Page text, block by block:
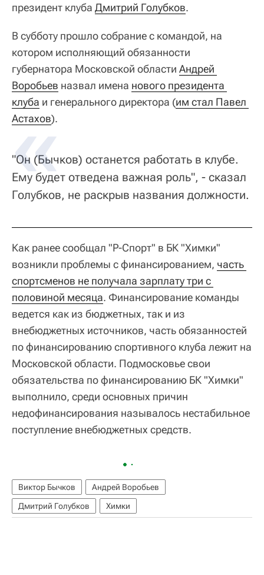
президент клуба Дмитрий Голубков.
В субботу прошло собрание с командой, на
котором исполняющий обязанности
губернатора Московской области Андрей
Воробьев назвал имена нового президента
клуба и генерального директора (им стал Павел
Астахов).
"Он (Бычков) останется работать в клубе.
Ему будет отведена важная роль", - сказал
Голубков, не раскрыв названия должности.
Как ранее сообщал "Р-Спорт" в БК "Химки"
возникли проблемы с финансированием, часть
спортсменов не получала зарплату три с
половиной месяца. Финансирование команды
ведется как из бюджетных, так и из
внебюджетных источников, часть обязанностей
по финансированию спортивного клуба лежит на
Московской области. Подмосковье свои
обязательства по финансированию БК "Химки"
выполнило, среди основных причин
недофинансирования называлось нестабильное
поступление внебюджетных средств.
Виктор Бычков
Андрей Воробьев
Дмитрий Голубков
Химки